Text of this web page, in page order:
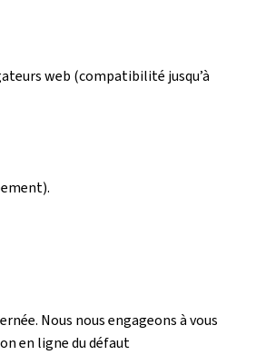
web (compatibilité jusqu’à
Nous nous engageons à vous
en ligne du défaut